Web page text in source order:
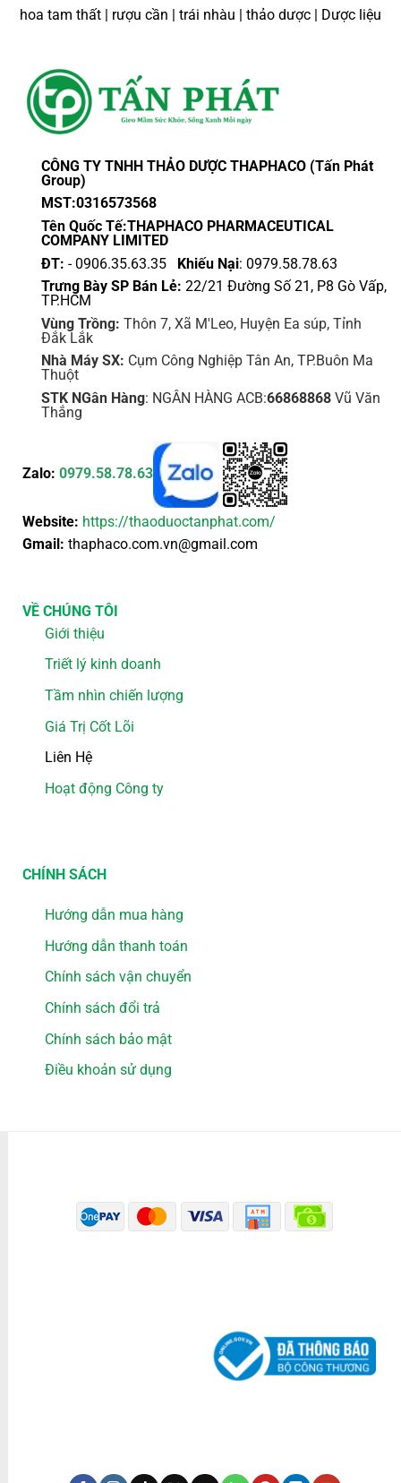
hoa tam thất | rượu cần | trái nhàu | thảo dược | Dược liệu
CÔNG TY TNHH THẢO DƯỢC THAPHACO (Tấn Phát
Group)
MST:0316573568
Tên Quốc Tế:THAPHACO PHARMACEUTICAL
COMPANY LIMITED
ĐT: - 0906.35.63.35 Khiếu Nại: 0979.58.78.63
Trưng Bày SP Bán Lẻ: 22/21 Đường Số 21, P8 Gò Vấp,
TP.HCM
Vùng Trồng: Thôn 7, Xã M'Leo, Huyện Ea súp, Tỉnh
Đắk Lắk
Nhà Máy SX: Cụm Công Nghiệp Tân An, TP.Buôn Ma
Thuột
STK NGân Hàng: NGÂN HÀNG ACB:66868868Vũ Văn
Thắng
Zalo: 0979.58.78.63
Website: https://thaoduoctanphat.com/
Gmail: thaphaco.com.vn@gmail.com
VỀ CHÚNG TÔI
Giới thiệu
Triết lý kinh doanh
Tầm nhìn chiến lượng
Giá Trị Cốt Lõi
Liên Hệ
Hoạt động Công ty
CHÍNH SÁCH
Hướng dẫn mua hàng
Hướng dẫn thanh toán
Chính sách vận chuyển
Chính sách đổi trả
Chính sách bảo mật
Điều khoản sử dụng